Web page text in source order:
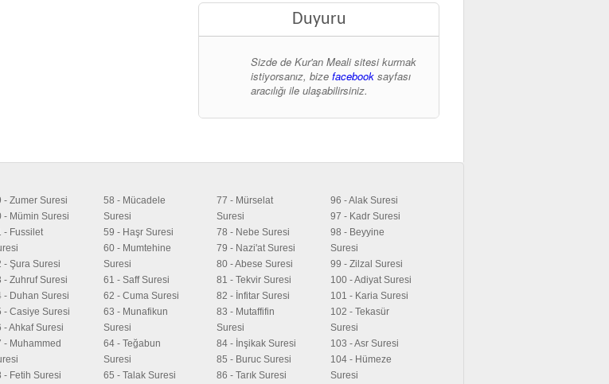
Duyuru
Sizde de Kur'an Meali sitesi kurmak
istiyorsanız, bizefacebook sayfası
aracılığı ile ulaşabilirsiniz.
- Zumer Suresi
- Mümin Suresi
- Fussilet
- Şura Suresi
- Zuhruf Suresi
- Duhan Suresi
- Casiye Suresi
- Ahkaf Suresi
- Muhammed
- Fetih Suresi
58 - Mücadele
Suresi
59 - Haşr Suresi
60 - Mumtehine
Suresi
61 - Saff Suresi
62 - Cuma Suresi
63 - Munafikun
Suresi
64 - Teğabun
Suresi
65 - Talak Suresi
77 - Mürselat
Suresi
78 - Nebe Suresi
79 - Nazi'at Suresi
80 - Abese Suresi
81 - Tekvir Suresi
82 - İnfitar Suresi
83 - Mutaffifin
Suresi
84 - İnşikak Suresi
85 - Buruc Suresi
86 - Tarık Suresi
96 - Alak Suresi
97 - Kadr Suresi
98 - Beyyine
Suresi
99 - Zilzal Suresi
100 - Adiyat Suresi
101 - Karia Suresi
102 - Tekasür
Suresi
103 - Asr Suresi
104 - Hümeze
Suresi